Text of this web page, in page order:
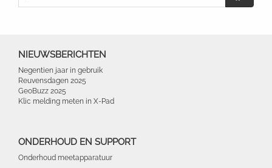
NIEUWSBERICHTEN
Negentien jaar in gebruik
Reuvensdagen 2025
GeoBuzz 2025
Klic melding meten in X-Pad
ONDERHOUD EN SUPPORT
Onderhoud meetapparatuur